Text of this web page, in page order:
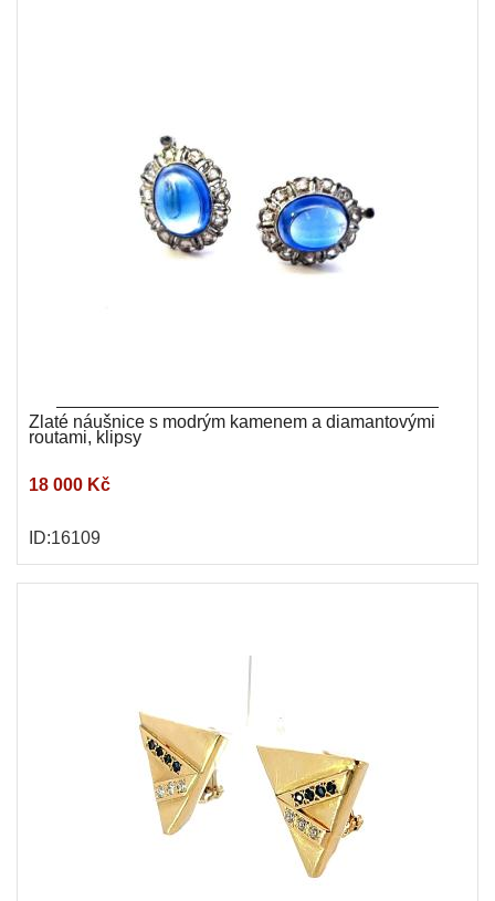
Zlaté náušnice s modrým kamenem a diamantovými
routami, klipsy
18 000 Kč
ID:16109